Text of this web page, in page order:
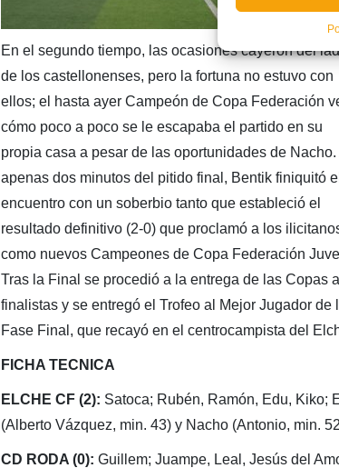
En el segundo tiempo, las ocasiones cayeron del
de los castellonenses, pero la fortuna no estuvo con
ellos; el hasta ayer Campeón de Copa Federación
cómo poco a poco se le escapaba el partido en su
propia casa a pesar de las oportunidades de Nacho.
apenas dos minutos del pitido final, Bentik finiquitó el
encuentro con un soberbio tanto que estableció el
resultado definitivo (2-0) que proclamó a los
como nuevos Campeones de Copa Federación
Tras la Final se procedió a la entrega de las Copas
finalistas y se entregó el Trofeo al Mejor Jugador de
Fase Final, que recayó en el centrocampista del
FICHA TECNICA
ELCHE CF (2): Satoca; Rubén, Ramón, Edu, Kiko;
(Alberto Vázquez, min. 43) y Nacho (Antonio, min.
CD RODA (0): Guillem; Juampe, Leal, Jesús del